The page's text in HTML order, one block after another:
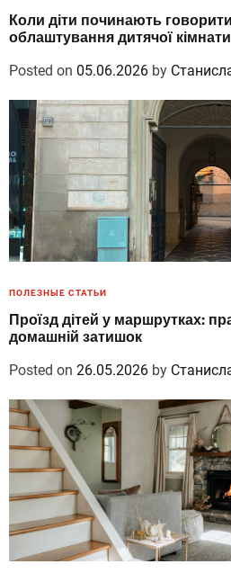
Коли діти починають
облаштування дитячої кімнати
Posted on 05.06.2026 by
ПОЛЕЗНЫЕ СТАТЬИ
Проїзд дітей у маршрутках:
домашній затишок
Posted on 26.05.2026 by